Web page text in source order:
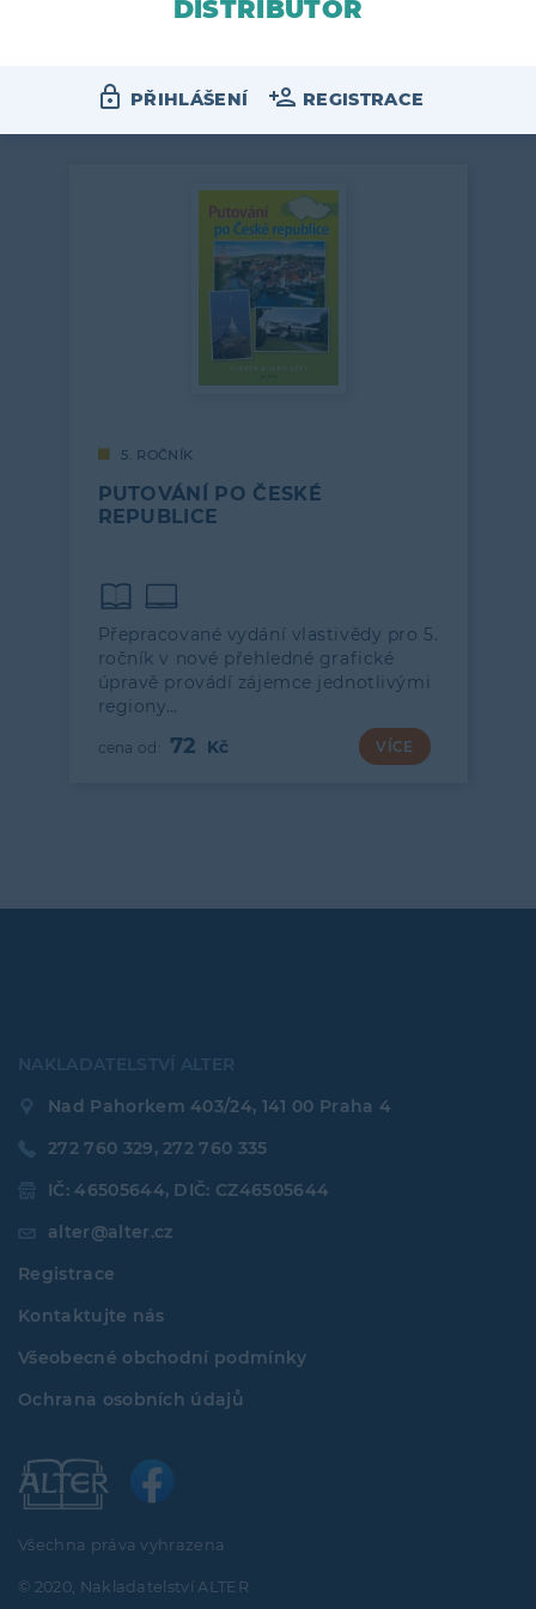
Související produkty
5. ROČNÍK
PUTOVÁNÍ PO ČESKÉ
REPUBLICE
Přepracované vydání vlastivědy pro 5.
ročník v nové přehledné grafické
úpravě provádí zájemce jednotlivými
regiony…
72 VÍCE
NAKLADATELSTVÍ ALTER
Nad Pahorkem 403/24, 141 00 Praha 4
272 760 329, 272 760 335
IČ: 46505644, DIČ: CZ46505644
alter@alter.cz
Registrace
Kontaktujte nás
Všeobecné obchodní podmínky
Ochrana osobních údajů
Všechna práva vyhrazena
© 2020, Nakladatelství ALTER
DISTRIBUTOR
PŘIHLÁŠENÍ REGISTRACE